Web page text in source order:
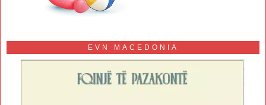
EVN MACEDONIA